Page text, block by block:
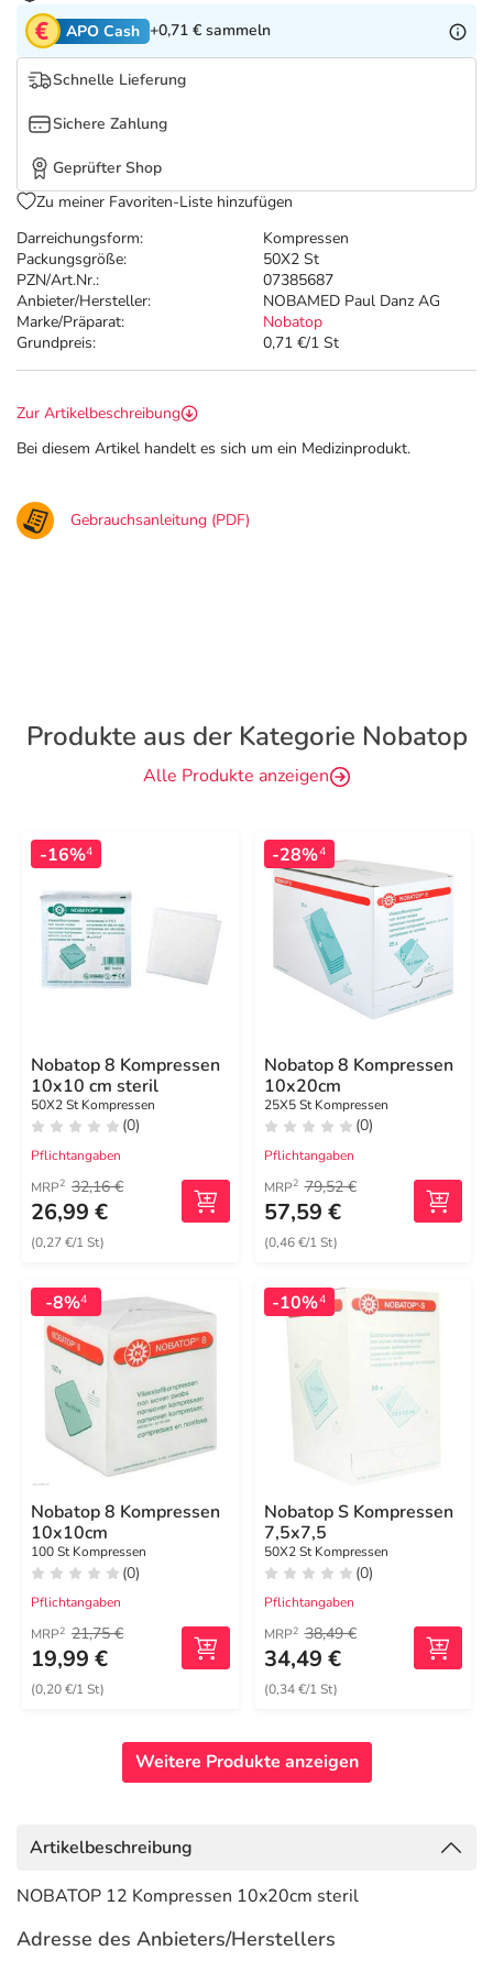
Tierapotheke
Vitamine & Mineralstoffe
Marken
Salus Deals
Darreichungsform:
Kompressen
Packungsgröße:
50X2 St
PZN/Art.Nr.:
07385687
Anbieter/Hersteller:
NOBAMED Paul Danz AG
Marke/Präparat:
Nobatop
Grundpreis:
0,71 €/1 St
APO Cash +0,71 € sammeln
Schnelle Lieferung
Sichere Zahlung
Geprüfter Shop
Zu meiner Favoriten-Liste hinzufügen
Zur Artikelbeschreibung
Bei diesem Artikel handelt es sich um ein Medizinprodukt.
Gebrauchsanleitung (PDF)
Produkte aus der Kategorie Nobatop
Alle Produkte anzeigen
-16%4
Nobatop 8 Kompressen
10x10 cm steril
50X2 St Kompressen
(0)
Pflichtangaben
MRP2 32,16 €
26,99 €
(0,27 €/1 St)
-28%4
Nobatop 8 Kompressen
10x20cm
25X5 St Kompressen
(0)
Pflichtangaben
MRP2 79,52 €
57,59 €
(0,46 €/1 St)
-8%4
Nobatop 8 Kompressen
10x10cm
100 St Kompressen
(0)
Pflichtangaben
MRP2 21,75 €
19,99 €
(0,20 €/1 St)
-10%4
Nobatop S Kompressen
7,5x7,5
50X2 St Kompressen
(0)
Pflichtangaben
MRP2 38,49 €
34,49 €
(0,34 €/1 St)
Weitere Produkte anzeigen
Artikelbeschreibung
NOBATOP 12 Kompressen 10x20cm steril
Adresse des Anbieters/Herstellers